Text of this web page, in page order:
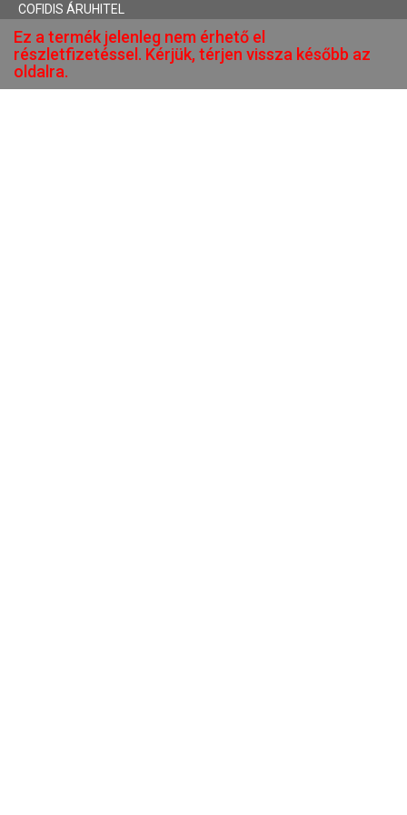
COFIDIS ÁRUHITEL
Ez a termék jelenleg nem érhető el
részletfizetéssel. Kérjük, térjen vissza később az
oldalra.